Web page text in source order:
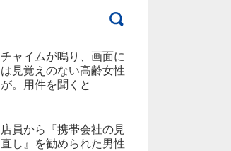
チャイムが鳴り、画面に
は見覚えのない高齢女性
が。用件を聞くと
店員から『携帯会社の見
直し』を勧められた男性